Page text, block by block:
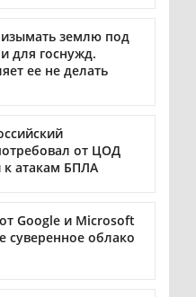
изымать землю под
для госнужд.
ее не делать
от ЦОД
к атакам БПЛА
Google и Microsoft
суверенное облако